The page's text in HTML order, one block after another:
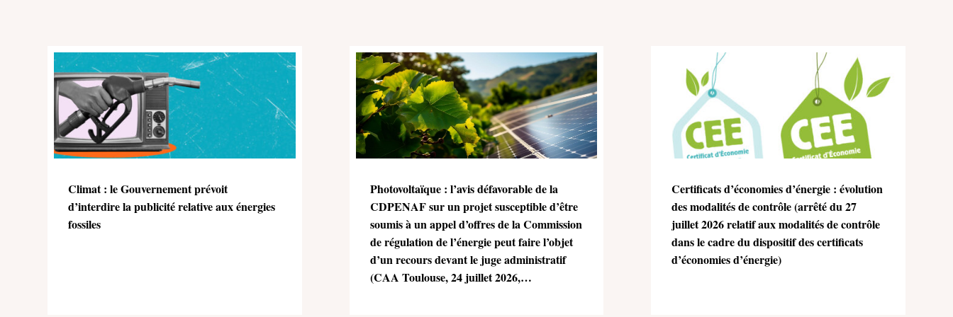
Climat : le Gouvernement prévoit
d’interdire la publicité relative aux énergies
fossiles
Photovoltaïque : l’avis défavorable de la
CDPENAF sur un projet susceptible d’être
soumis à un appel d’offres de la Commission
de régulation de l’énergie peut faire l’objet
d’un recours devant le juge administratif
(CAA Toulouse, 24 juillet 2026,
Certificats d’économies d’énergie : évolution
des modalités de contrôle (arrêté du 27
juillet 2026 relatif aux modalités de contrôle
dans le cadre du dispositif des certificats
d’économies d’énergie)